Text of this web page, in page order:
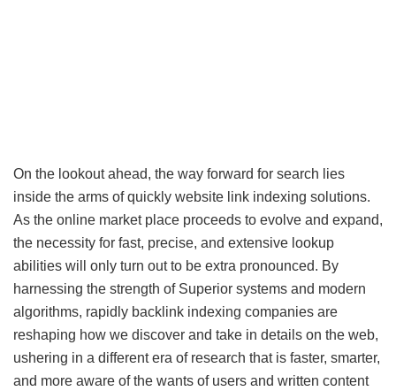
On the lookout ahead, the way forward for search lies
inside the arms of quickly website link indexing solutions.
As the online market place proceeds to evolve and expand,
the necessity for fast, precise, and extensive lookup
abilities will only turn out to be extra pronounced. By
harnessing the strength of Superior systems and modern
algorithms, rapidly backlink indexing companies are
reshaping how we discover and take in details on the web,
ushering in a different era of research that is faster, smarter,
and more aware of the wants of users and written content